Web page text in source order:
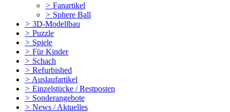
> Fanartikel
> Sphere Ball
> 3D-Modellbau
> Puzzle
> Spiele
> Für Kinder
> Schach
> Refurbished
> Auslaufartikel
> Einzelstücke / Restposten
> Sonderangebote
> News / Aktuelles